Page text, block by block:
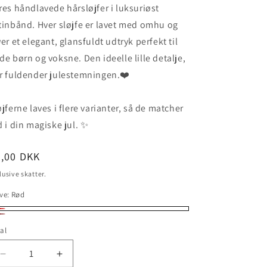
håndlavede hårsløjfer i luksuriøst
Hver sløjfe er lavet med omhu og
et elegant, glansfuldt udtryk perfekt til
børn og voksne. Den ideelle lille detalje,
fuldender julestemningen.❤️
laves i flere varianter, så de matcher
i din magiske jul. ✨
DKK
skatter.
Rød
Reducer
Øg